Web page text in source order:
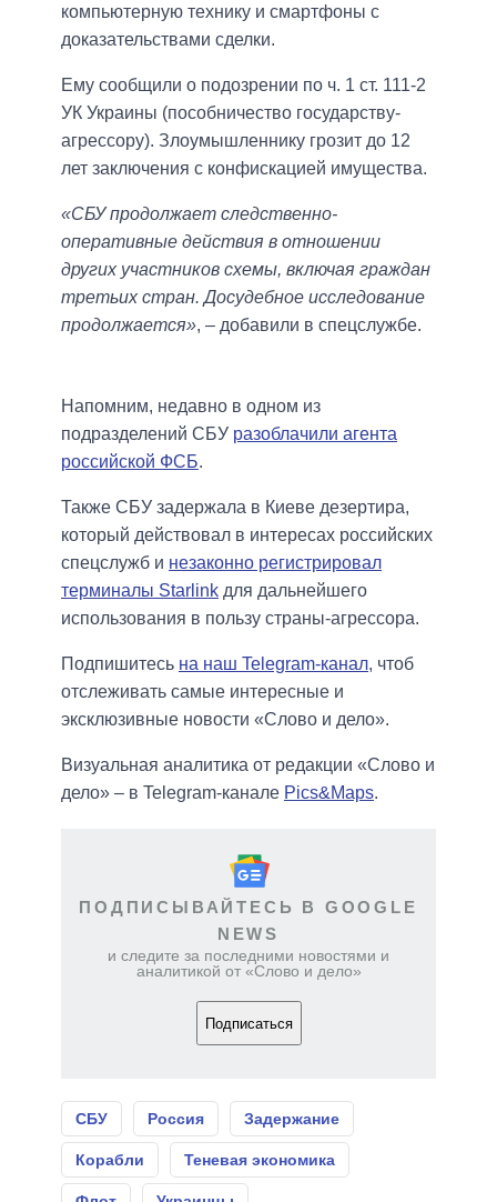
компьютерную технику и смартфоны с
доказательствами сделки.
Ему сообщили о подозрении по ч. 1 ст. 111-2
УК Украины (пособничество государству-
агрессору). Злоумышленнику грозит до 12
лет заключения с конфискацией имущества.
«СБУ продолжает следственно-
оперативные действия в отношении
других участников схемы, включая граждан
третьих стран. Досудебное исследование
продолжается», – добавили в спецслужбе.
Напомним, недавно в одном из
подразделений СБУ разоблачили агента
российской ФСБ.
Также СБУ задержала в Киеве дезертира,
который действовал в интересах российских
спецслужб и незаконно регистрировал
терминалы Starlink для дальнейшего
использования в пользу страны-агрессора.
Подпишитесь на наш Telegram-канал, чтоб
отслеживать самые интересные и
эксклюзивные новости «Слово и дело».
Визуальная аналитика от редакции «Слово и
дело» – в Telegram-канале Pics&Maps.
ПОДПИСЫВАЙТЕСЬ В GOOGLE
NEWS
и следите за последними новостями и
аналитикой от «Слово и дело»
Подписаться
СБУ Россия Задержание
Корабли Теневая экономика